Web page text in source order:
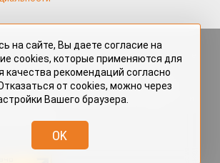
Любые материалы, размещённые на портале
редакции, нештатными авторами
объектами авторского права. Полное или
материалов, размещённых на портале
только с письменного согласия редакции
.
на сайте, Вы даете согласие на
cookies, которые применяются для
качества рекомендаций согласно
Отказаться от cookies, можно через
Вашего браузера.
OK